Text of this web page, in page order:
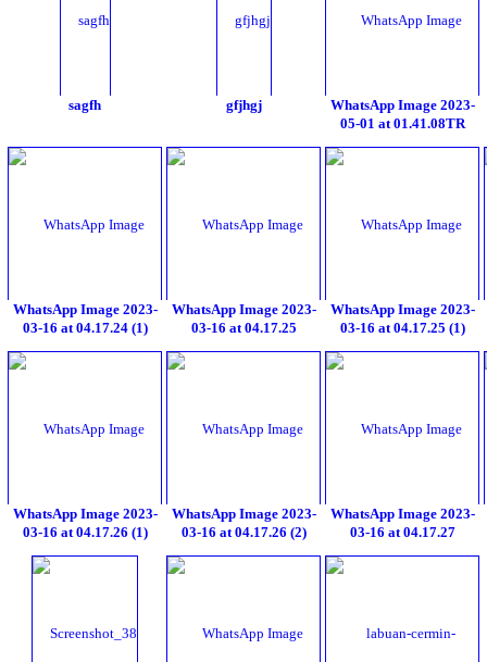
sagfh gfjhgj
WhatsApp Image 2023-
05-01 at 01.41.08TR
WhatsApp Image 2023-
03-16 at 04.17.24 (1)
WhatsApp Image 2023-
03-16 at 04.17.25
WhatsApp Image 2023-
03-16 at 04.17.25 (1)
WhatsApp Image 2023-
03-16 at 04.17.26 (1)
WhatsApp Image 2023-
03-16 at 04.17.26 (2)
WhatsApp Image 2023-
03-16 at 04.17.27